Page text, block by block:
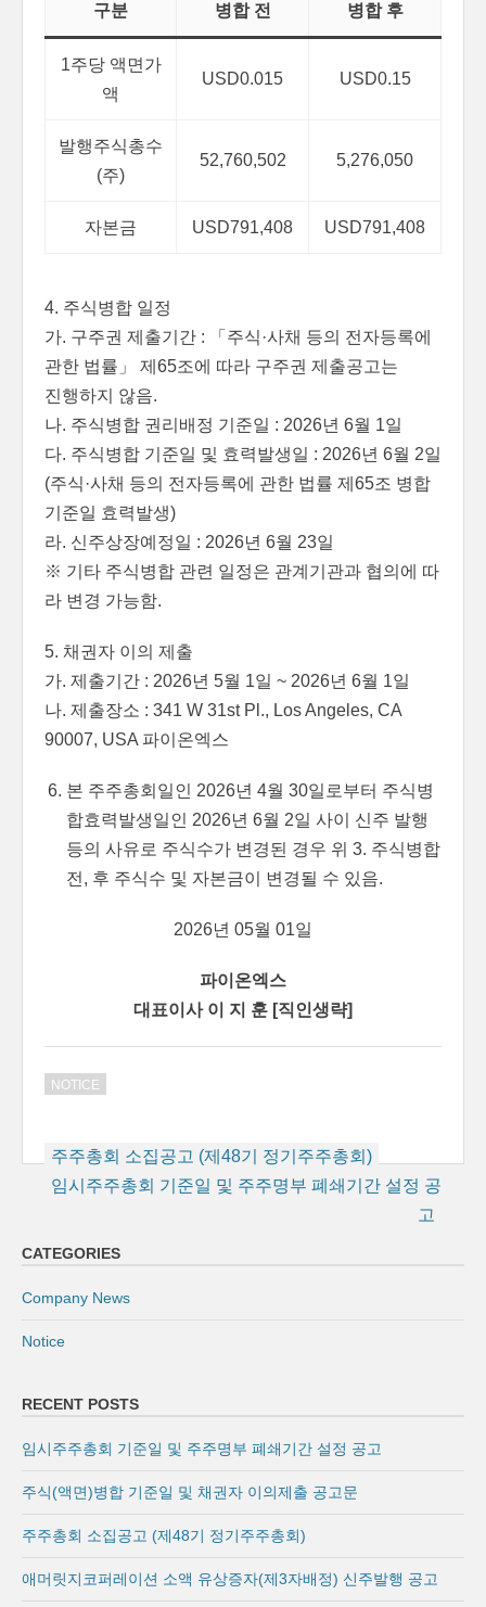
구분 병합 전 병합 후
1주당 액면가
액
USD0.015 USD0.15
발행주식총수
(주)
52,760,502 5,276,050
자본금 USD791,408 USD791,408
4. 주식병합 일정
가. 구주권 제출기간 : 「주식·사채 등의 전자등록에
관한 법률」 제65조에 따라 구주권 제출공고는
진행하지 않음.
나. 주식병합 권리배정 기준일 : 2026년 6월 1일
다. 주식병합 기준일 및 효력발생일 : 2026년 6월 2일
(주식·사채 등의 전자등록에 관한 법률 제65조 병합
기준일 효력발생)
라. 신주상장예정일 : 2026년 6월 23일
※ 기타 주식병합 관련 일정은 관계기관과 협의에 따
라 변경 가능함.
5. 채권자 이의 제출
가. 제출기간 : 2026년 5월 1일 ~ 2026년 6월 1일
나. 제출장소 : 341 W 31st Pl., Los Angeles, CA
90007, USA 파이온엑스
본 주주총회일인 2026년 4월 30일로부터 주식병
합효력발생일인 2026년 6월 2일 사이 신주 발행
등의 사유로 주식수가 변경된 경우 위 3. 주식병합
전, 후 주식수 및 자본금이 변경될 수 있음.
2026년 05월 01일
파이온엑스
대표이사 이 지 훈 [직인생략]
NOTICE
Post
navigation
주주총회 소집공고 (제48기 정기주주총회)
임시주주총회 기준일 및 주주명부 폐쇄기간 설정 공
고
CATEGORIES
Company News
Notice
RECENT POSTS
임시주주총회 기준일 및 주주명부 폐쇄기간 설정 공고
주식(액면)병합 기준일 및 채권자 이의제출 공고문
주주총회 소집공고 (제48기 정기주주총회)
애머릿지코퍼레이션 소액 유상증자(제3자배정) 신주발행 공고